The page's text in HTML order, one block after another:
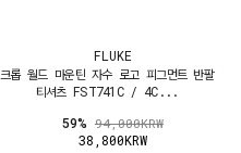
FLUKE
크롭 월드 마운틴 자수 로고 피그먼트 반팔
티셔츠 FST741C / 4C...
59% 94,000KRW
38,800KRW